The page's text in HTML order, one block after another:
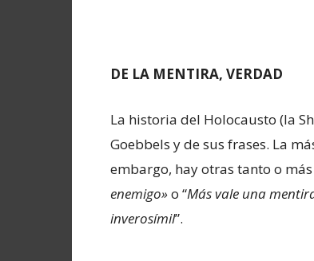
DE LA MENTIRA, VERDAD
La historia del Holocausto (la
Goebbels y de sus frases. La
embargo, hay otras tanto o más
enemigo»o “Más vale una
inverosímil”.